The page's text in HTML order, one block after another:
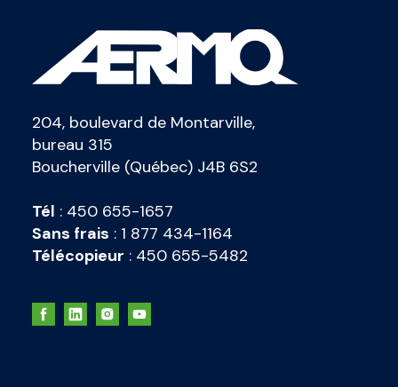
204, boulevard de Montarville,
bureau 315
Boucherville (Québec) J4B 6S2
Tél : 450 655-1657
Sans frais : 1 877 434-1164
Télécopieur : 450 655-5482